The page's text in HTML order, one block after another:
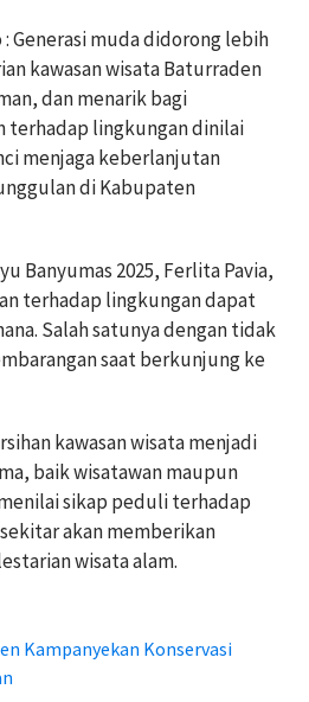
: Generasi muda didorong lebih
kawasan wisata Baturraden
dan menarik bagi
terhadap lingkungan dinilai
menjaga keberlanjutan
di Kabupaten
Banyumas 2025, Ferlita Pavia,
terhadap lingkungan dapat
Salah satunya dengan tidak
saat berkunjung ke
kawasan wisata menjadi
baik wisatawan maupun
sikap peduli terhadap
akan memberikan
wisata alam.
Kampanyekan Konservasi